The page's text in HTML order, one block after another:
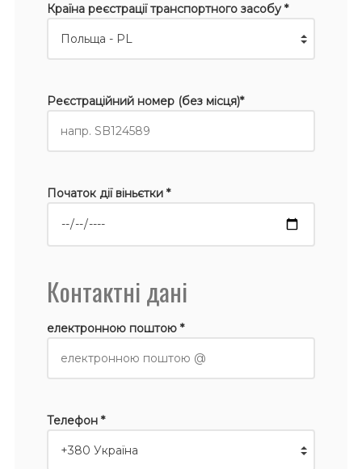
Країна реєстрації транспортного засобу *
Реєстраційний номер (без місця)*
Початок дії віньєтки *
Контактні дані
електронною поштою *
Телефон *